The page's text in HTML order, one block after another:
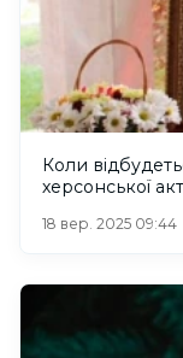
Коли
херсонської
18 вер. 2025 09:44